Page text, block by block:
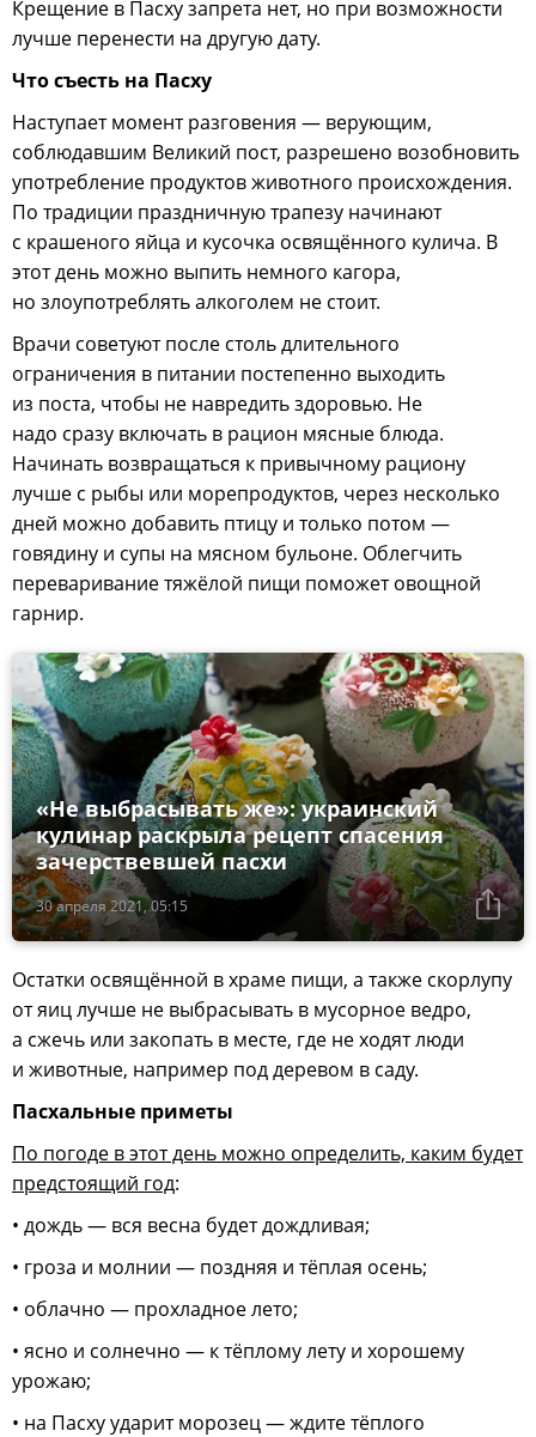
Крещение в Пасху запрета нет, но при возможности
лучше перенести на другую дату.
Что съесть на Пасху
Наступает момент разговения — верующим,
соблюдавшим Великий пост, разрешено возобновить
употребление продуктов животного происхождения.
По традиции праздничную трапезу начинают
с крашеного яйца и кусочка освящённого кулича. В
этот день можно выпить немного кагора,
но злоупотреблять алкоголем не стоит.
Врачи советуют после столь длительного
ограничения в питании постепенно выходить
из поста, чтобы не навредить здоровью. Не
надо сразу включать в рацион мясные блюда.
Начинать возвращаться к привычному рациону
лучше с рыбы или морепродуктов, через несколько
дней можно добавить птицу и только потом —
говядину и супы на мясном бульоне. Облегчить
переваривание тяжёлой пищи поможет овощной
гарнир.
30 апреля 2021, 05:15
«Не выбрасывать же»: украинский
кулинар раскрыла рецепт спасения
зачерствевшей пасхи
Остатки освящённой в храме пищи, а также скорлупу
от яиц лучше не выбрасывать в мусорное ведро,
а сжечь или закопать в месте, где не ходят люди
и животные, например под деревом в саду.
Пасхальные приметы
По погоде в этот день можно определить, каким будет
предстоящий год:
• дождь — вся весна будет дождливая;
• гроза и молнии — поздняя и тёплая осень;
• облачно — прохладное лето;
• ясно и солнечно — к тёплому лету и хорошему
урожаю;
• на Пасху ударит морозец — ждите тёплого